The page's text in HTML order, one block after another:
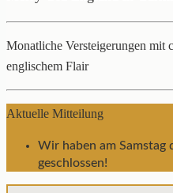
Monatliche Versteigerungen mit
englischem Flair
Aktuelle Mitteilung
Wir haben am Samstag
geschlossen!